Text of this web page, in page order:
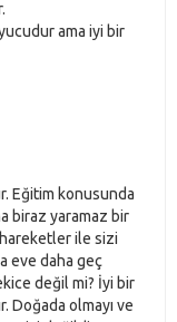
ama iyi bir
Eğitim konusunda
biraz yaramaz bir
hareketler ile sizi
eve daha geç
değil mi? İyi bir
Doğada olmayı ve